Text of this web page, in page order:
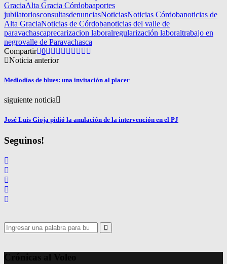
GraciaAlta Gracia Córdobaaportes
jubilatoriosconsultasdenunciasNoticiasNoticias Córdobanoticias de
Alta GraciaNoticias de Córdobanoticias del valle de
paravachascaprecarizacion laboralregularización laboraltrabajo en
negrovalle de Paravachasca
Compartir 0
Noticia anterior
Mediodías de blues: una invitación al placer
siguiente noticia
José Luis Gioja pidió la anulación de la intervención en el PJ
Seguinos!
Search
for:
Search
Crónicas al Voleo